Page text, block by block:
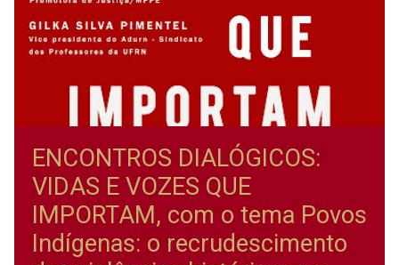
ENCONTROS DIALÓGICOS:
VIDAS E VOZES QUE
IMPORTAM, com o tema Povos
Indígenas: o recrudescimento